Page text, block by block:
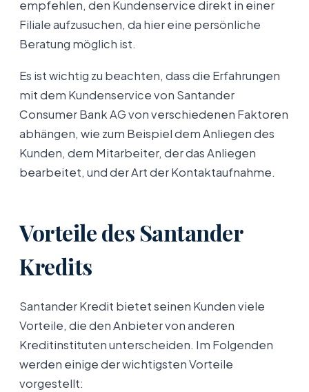
empfehlen, den Kundenservice direkt in einer
Filiale aufzusuchen, da hier eine persönliche
Beratung möglich ist.
Es ist wichtig zu beachten, dass die Erfahrungen
mit dem Kundenservice von Santander
Consumer Bank AG von verschiedenen Faktoren
abhängen, wie zum Beispiel dem Anliegen des
Kunden, dem Mitarbeiter, der das Anliegen
bearbeitet, und der Art der Kontaktaufnahme.
Vorteile des Santander
Kredits
Santander Kredit bietet seinen Kunden viele
Vorteile, die den Anbieter von anderen
Kreditinstituten unterscheiden. Im Folgenden
werden einige der wichtigsten Vorteile
vorgestellt: